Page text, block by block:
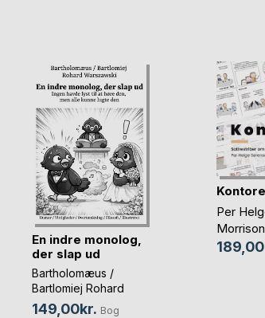
En indre monolog,
der slap ud
Bartholomæus /
Bartlomiej Rohard
Warszawski
149,00kr. Bog
Per
Morrison